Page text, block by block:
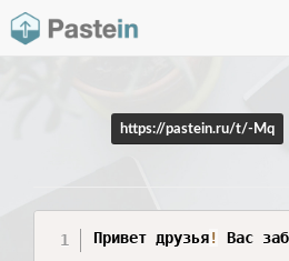
https://pastein.ru/t/-Mq
Привет друзья! Вас